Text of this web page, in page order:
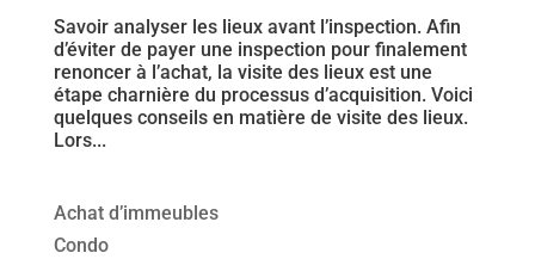
Savoir analyser les lieux avant l’inspection. Afin
d’éviter de payer une inspection pour finalement
renoncer à l’achat, la visite des lieux est une
étape charnière du processus d’acquisition. Voici
quelques conseils en matière de visite des lieux.
Lors...
Achat d’immeubles
Condo